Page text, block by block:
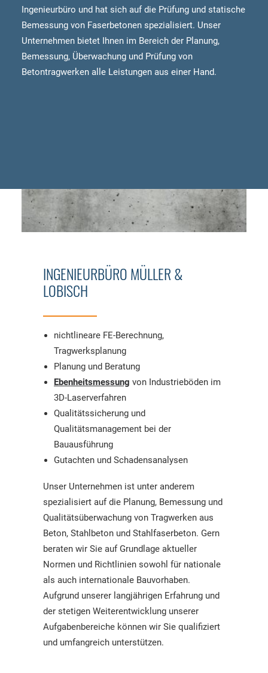
Ingenieurbüro und hat sich auf die Prüfung und statische
Bemessung von Faserbetonen spezialisiert. Unser
Unternehmen bietet Ihnen im Bereich der Planung,
Bemessung, Überwachung und Prüfung von
Betontragwerken alle Leistungen aus einer Hand.
INGENIEURBÜRO MÜLLER &
LOBISCH
nichtlineare FE-Berechnung,
Tragwerksplanung
Planung und Beratung
Ebenheitsmessung von Industrieböden im
3D-Laserverfahren
Qualitätssicherung und
Qualitätsmanagement bei der
Bauausführung
Gutachten und Schadensanalysen
Unser Unternehmen ist unter anderem
spezialisiert auf die Planung, Bemessung und
Qualitätsüberwachung von Tragwerken aus
Beton, Stahlbeton und Stahlfaserbeton. Gern
beraten wir Sie auf Grundlage aktueller
Normen und Richtlinien sowohl für nationale
als auch internationale Bauvorhaben.
Aufgrund unserer langjährigen Erfahrung und
der stetigen Weiterentwicklung unserer
Aufgabenbereiche können wir Sie qualifiziert
und umfangreich unterstützen.